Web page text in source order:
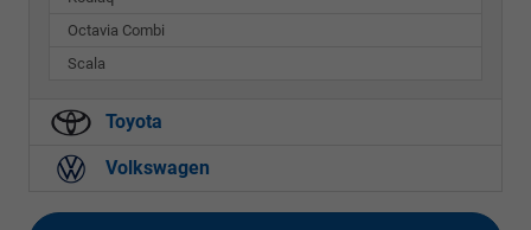
Octavia Combi
Scala
Toyota
Volkswagen